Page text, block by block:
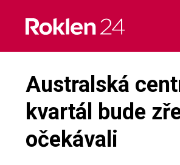
content
Australská
kvartál bude
očekávali